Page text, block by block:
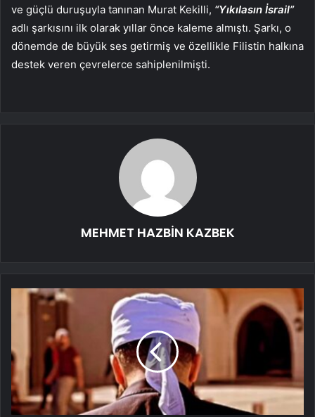
ve güçlü duruşuyla tanınan Murat Kekilli, “Yıkılasın İsrail”
adlı şarkısını ilk olarak yıllar önce kaleme almıştı. Şarkı, o
dönemde de büyük ses getirmiş ve özellikle Filistin halkına
destek veren çevrelerce sahiplenilmişti.
MEHMET HAZBİN KAZBEK